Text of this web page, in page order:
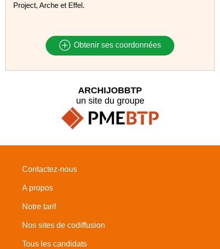
Project, Arche et Effel.
Obtenir ses coordonnées
ARCHIJOBBTP
un site du groupe
Contactez-nous
A propos
Notre tarif
Nos sites de codiffusion
Tous les candidats